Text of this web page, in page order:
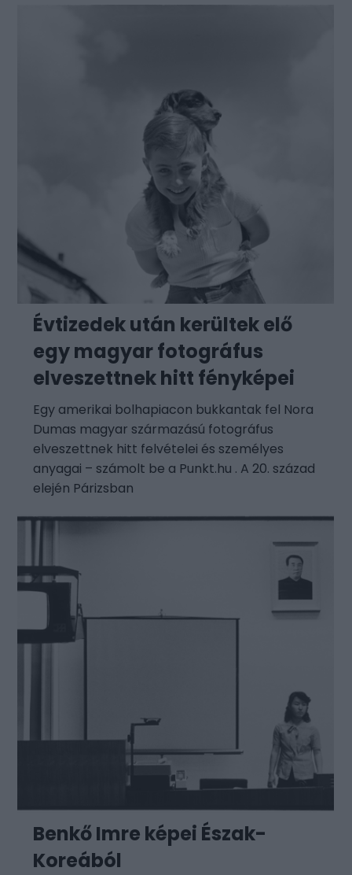
Évtizedek után kerültek elő
egy magyar fotográfus
elveszettnek hitt fényképei
Egy amerikai bolhapiacon bukkantak fel Nora
Dumas magyar származású fotográfus
elveszettnek hitt felvételei és személyes
anyagai – számolt be a Punkt.hu . A 20. század
elején Párizsban
Benkő Imre képei Észak-
Koreából